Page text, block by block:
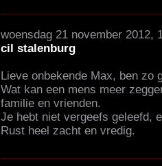
woensdag 21 november 2012,
cil stalenburg
Lieve onbekende Max, ben zo
Wat kan een mens meer
familie en vrienden.
Je hebt niet vergeefs geleefd,
Rust heel zacht en vredig.